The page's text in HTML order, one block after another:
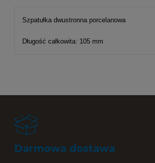
Szpatułka dwustronna porcelanowa
Długość całkowita: 105 mm
Darmowa dostawa